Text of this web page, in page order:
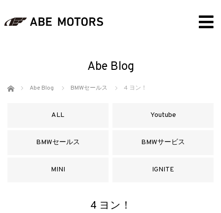
Abe Blog
ホーム Abe Blog BMWセールス 4 ヨン！
ALL Youtube
BMWセールス BMWサービス
MINI IGNITE
4 ヨン！